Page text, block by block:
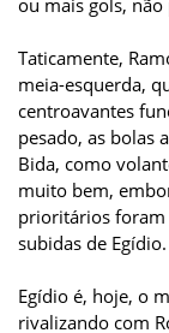
Taticamente,
meia-esquerda,
centroavantes
pesado, as bolas
Bida, como
muito bem,
prioritários foram
subidas de Egídio.
Egídio é, hoje, o
rivalizando com